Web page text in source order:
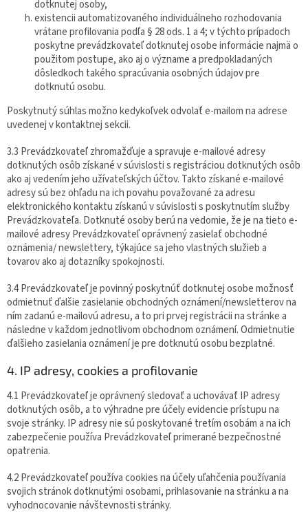
dotknutej osoby,
existencii automatizovaného individuálneho rozhodovania
vrátane profilovania podľa § 28 ods. 1 a 4; v týchto prípadoch
poskytne prevádzkovateľ dotknutej osobe informácie najmä o
použitom postupe, ako aj o význame a predpokladaných
dôsledkoch takého spracúvania osobných údajov pre
dotknutú osobu.
Poskytnutý súhlas možno kedykoľvek odvolať e-mailom na adrese
uvedenej v kontaktnej sekcii.
3.3 Prevádzkovateľ zhromažďuje a spravuje e-mailové adresy
dotknutých osôb získané v súvislosti s registráciou dotknutých osôb
ako aj vedením jeho užívateľských účtov. Takto získané e-mailové
adresy sú bez ohľadu na ich povahu považované za adresu
elektronického kontaktu získanú v súvislosti s poskytnutím služby
Prevádzkovateľa. Dotknuté osoby berú na vedomie, že je na tieto e-
mailové adresy Prevádzkovateľ oprávnený zasielať obchodné
oznámenia/ newslettery, týkajúce sa jeho vlastných služieb a
tovarov ako aj dotazníky spokojnosti.
3.4 Prevádzkovateľ je povinný poskytnúť dotknutej osobe možnosť
odmietnuť ďalšie zasielanie obchodných oznámení/newsletterov na
ním zadanú e-mailovú adresu, a to pri prvej registrácii na stránke a
následne v každom jednotlivom obchodnom oznámení. Odmietnutie
ďalšieho zasielania oznámení je pre dotknutú osobu bezplatné.
4. IP adresy, cookies a profilovanie
4.1 Prevádzkovateľ je oprávnený sledovať a uchovávať IP adresy
dotknutých osôb, a to výhradne pre účely evidencie prístupu na
svoje stránky. IP adresy nie sú poskytované tretím osobám a na ich
zabezpečenie používa Prevádzkovateľ primerané bezpečnostné
opatrenia.
4.2 Prevádzkovateľ používa cookies na účely uľahčenia používania
svojich stránok dotknutými osobami, prihlasovanie na stránku a na
vyhodnocovanie návštevnosti stránky.